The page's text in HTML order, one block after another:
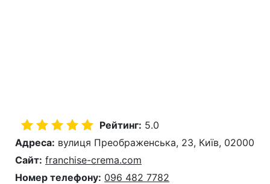
Рейтинг: 5.0
Адреса: вулиця Преображенська, 23, Київ, 02000
Сайт: franchise-crema.com
Номер телефону: 096 482 7782